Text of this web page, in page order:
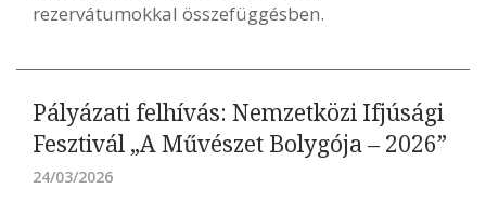
rezervátumokkal összefüggésben.
Pályázati felhívás: Nemzetközi Ifjúsági
Fesztivál „A Művészet Bolygója – 2026”
24/03/2026